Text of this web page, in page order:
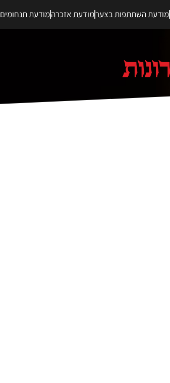
מודעת השתתפות בצערמודעת אזכרהמודעת תנחומים